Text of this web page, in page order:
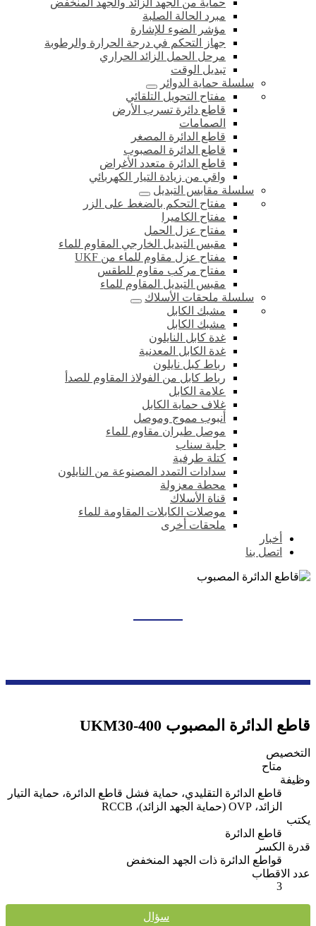
حماية من الجهد الزائد والجهد المنخفض
مبرد الحالة الصلبة
مؤشر الضوء للإشارة
جهاز التحكم في درجة الحرارة والرطوبة
مرحل الحمل الزائد الحراري
تبديل الوقت
سلسلة حماية الدوائر
مفتاح التحويل التلقائي
قاطع دائرة تسرب الأرض
الصمامات
قاطع الدائرة المصغر
قاطع الدائرة المصبوب
قاطع الدائرة متعدد الأغراض
واقي من زيادة التيار الكهربائي
سلسلة مقابس التبديل
مفتاح التحكم بالضغط على الزر
مفتاح الكاميرا
مفتاح عزل الحمل
مقبس التبديل الخارجي المقاوم للماء
مفتاح عزل مقاوم للماء من UKF
مفتاح مركب مقاوم للطقس
مقبس التبديل المقاوم للماء
سلسلة ملحقات الأسلاك
مشبك الكابل
مشبك الكابل
غدة كابل النايلون
غدة الكابل المعدنية
رباط كبل نايلون
رباط كابل من الفولاذ المقاوم للصدأ
علامة الكابل
غلاف حماية الكابل
أنبوب مموج وموصل
موصل طيران مقاوم للماء
جلبة سناب
كتلة طرفية
سدادات التمدد المصنوعة من النايلون
محطة معزولة
قناة الأسلاك
موصلات الكابلات المقاومة للماء
ملحقات أخرى
أخبار
اتصل بنا
قاطع الدائرة المصبوب UKM30-400
التخصيص
متاح
وظيفة
قاطع الدائرة التقليدي، حماية فشل قاطع الدائرة، حماية التيار
الزائد، OVP (حماية الجهد الزائد)، RCCB
يكتب
قاطع الدائرة
قدرة الكسر
قواطع الدائرة ذات الجهد المنخفض
عدد الاقطاب
3
سؤال